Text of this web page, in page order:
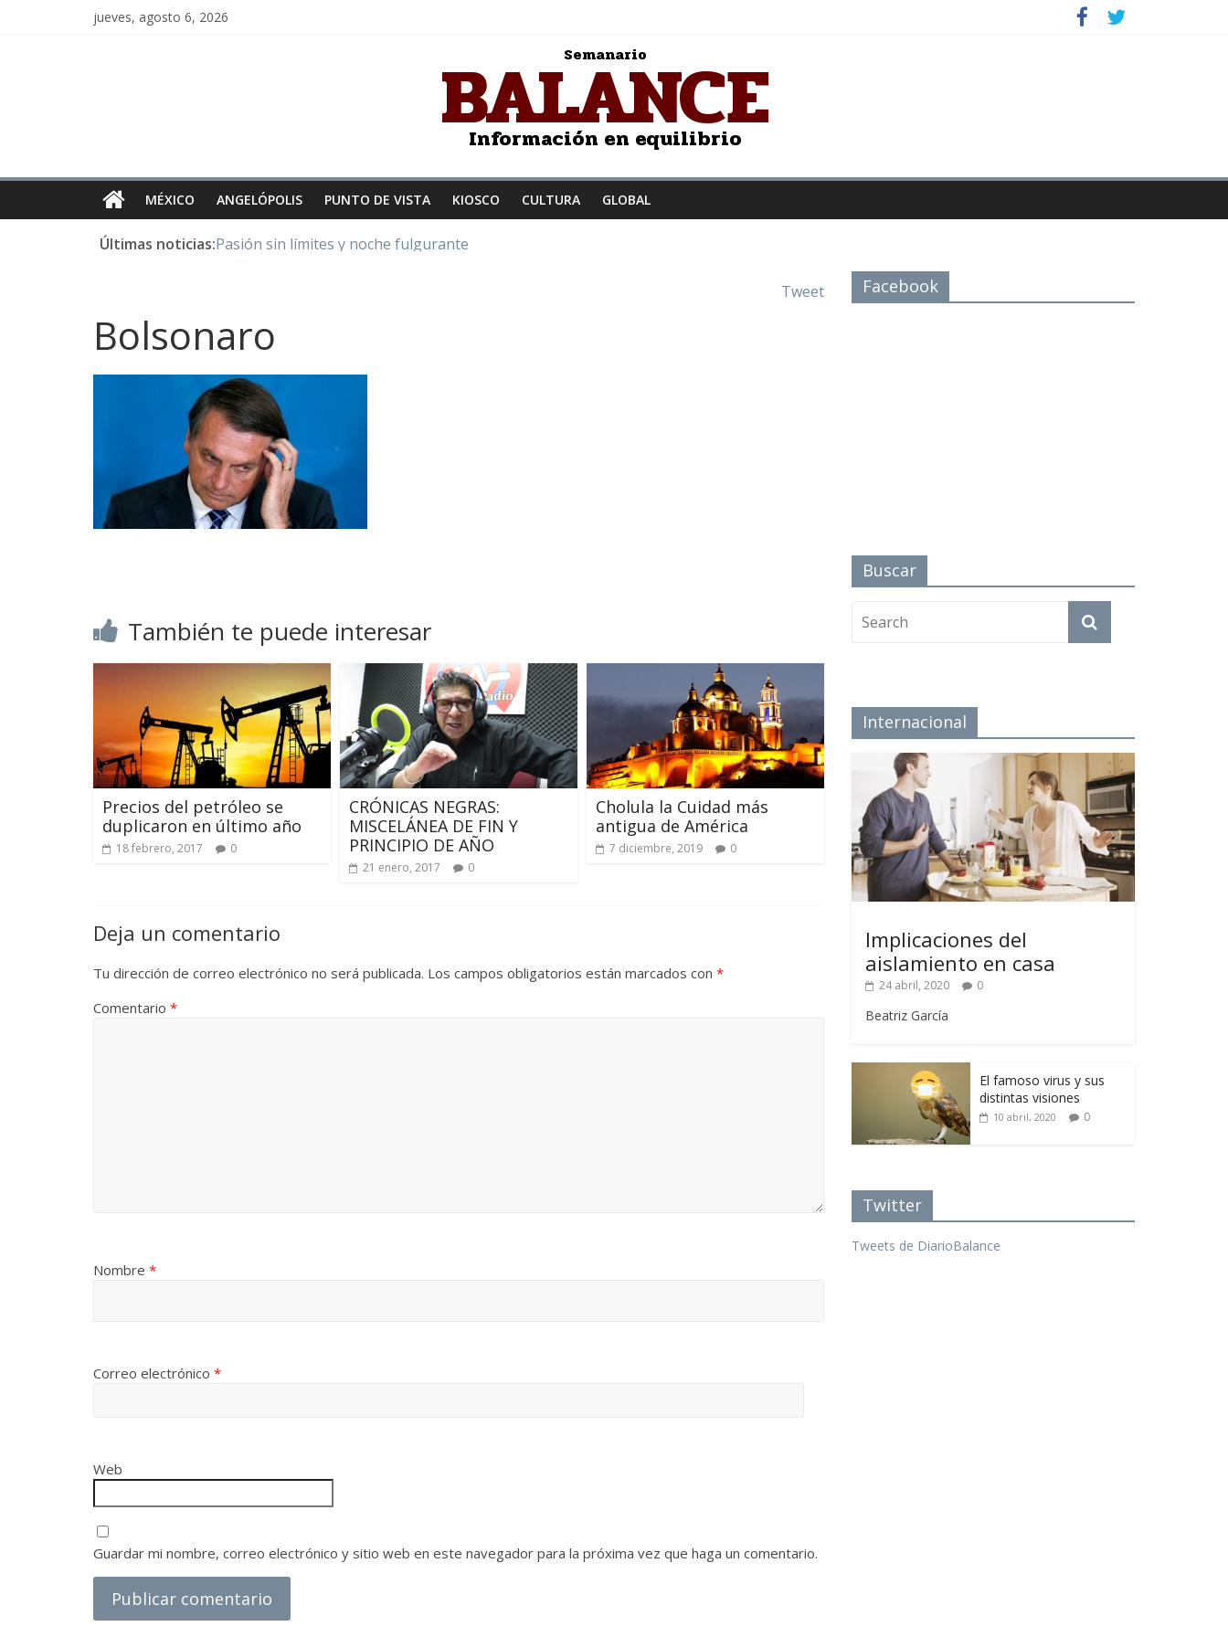
jueves, agosto 6, 2026
Semanario
BALANCE
Información en equilibrio
MÉXICO ANGELÓPOLIS PUNTO DE VISTA KIOSCO CULTURA GLOBAL
Últimas noticias:Pasión sin límites y noche fulgurante
Juntos hasta el último minuto
Tweet
Bolsonaro
También te puede interesar
Precios del petróleo se
duplicaron en último año
18 febrero, 2017 0
CRÓNICAS NEGRAS:
MISCELÁNEA DE FIN Y
PRINCIPIO DE AÑO
21 enero, 2017 0
Cholula la Cuidad más
antigua de América
7 diciembre, 2019 0
Deja un comentario
Tu dirección de correo electrónico no será publicada. Los campos obligatorios están marcados con *
Comentario *
Nombre *
Correo electrónico *
Web
Guardar mi nombre, correo electrónico y sitio web en este navegador para la próxima vez que haga un comentario.
Facebook
Buscar
Internacional
Implicaciones del
aislamiento en casa
24 abril, 2020 0
Beatriz García
El famoso virus y sus
distintas visiones
10 abril, 2020 0
Twitter
Tweets de DiarioBalance